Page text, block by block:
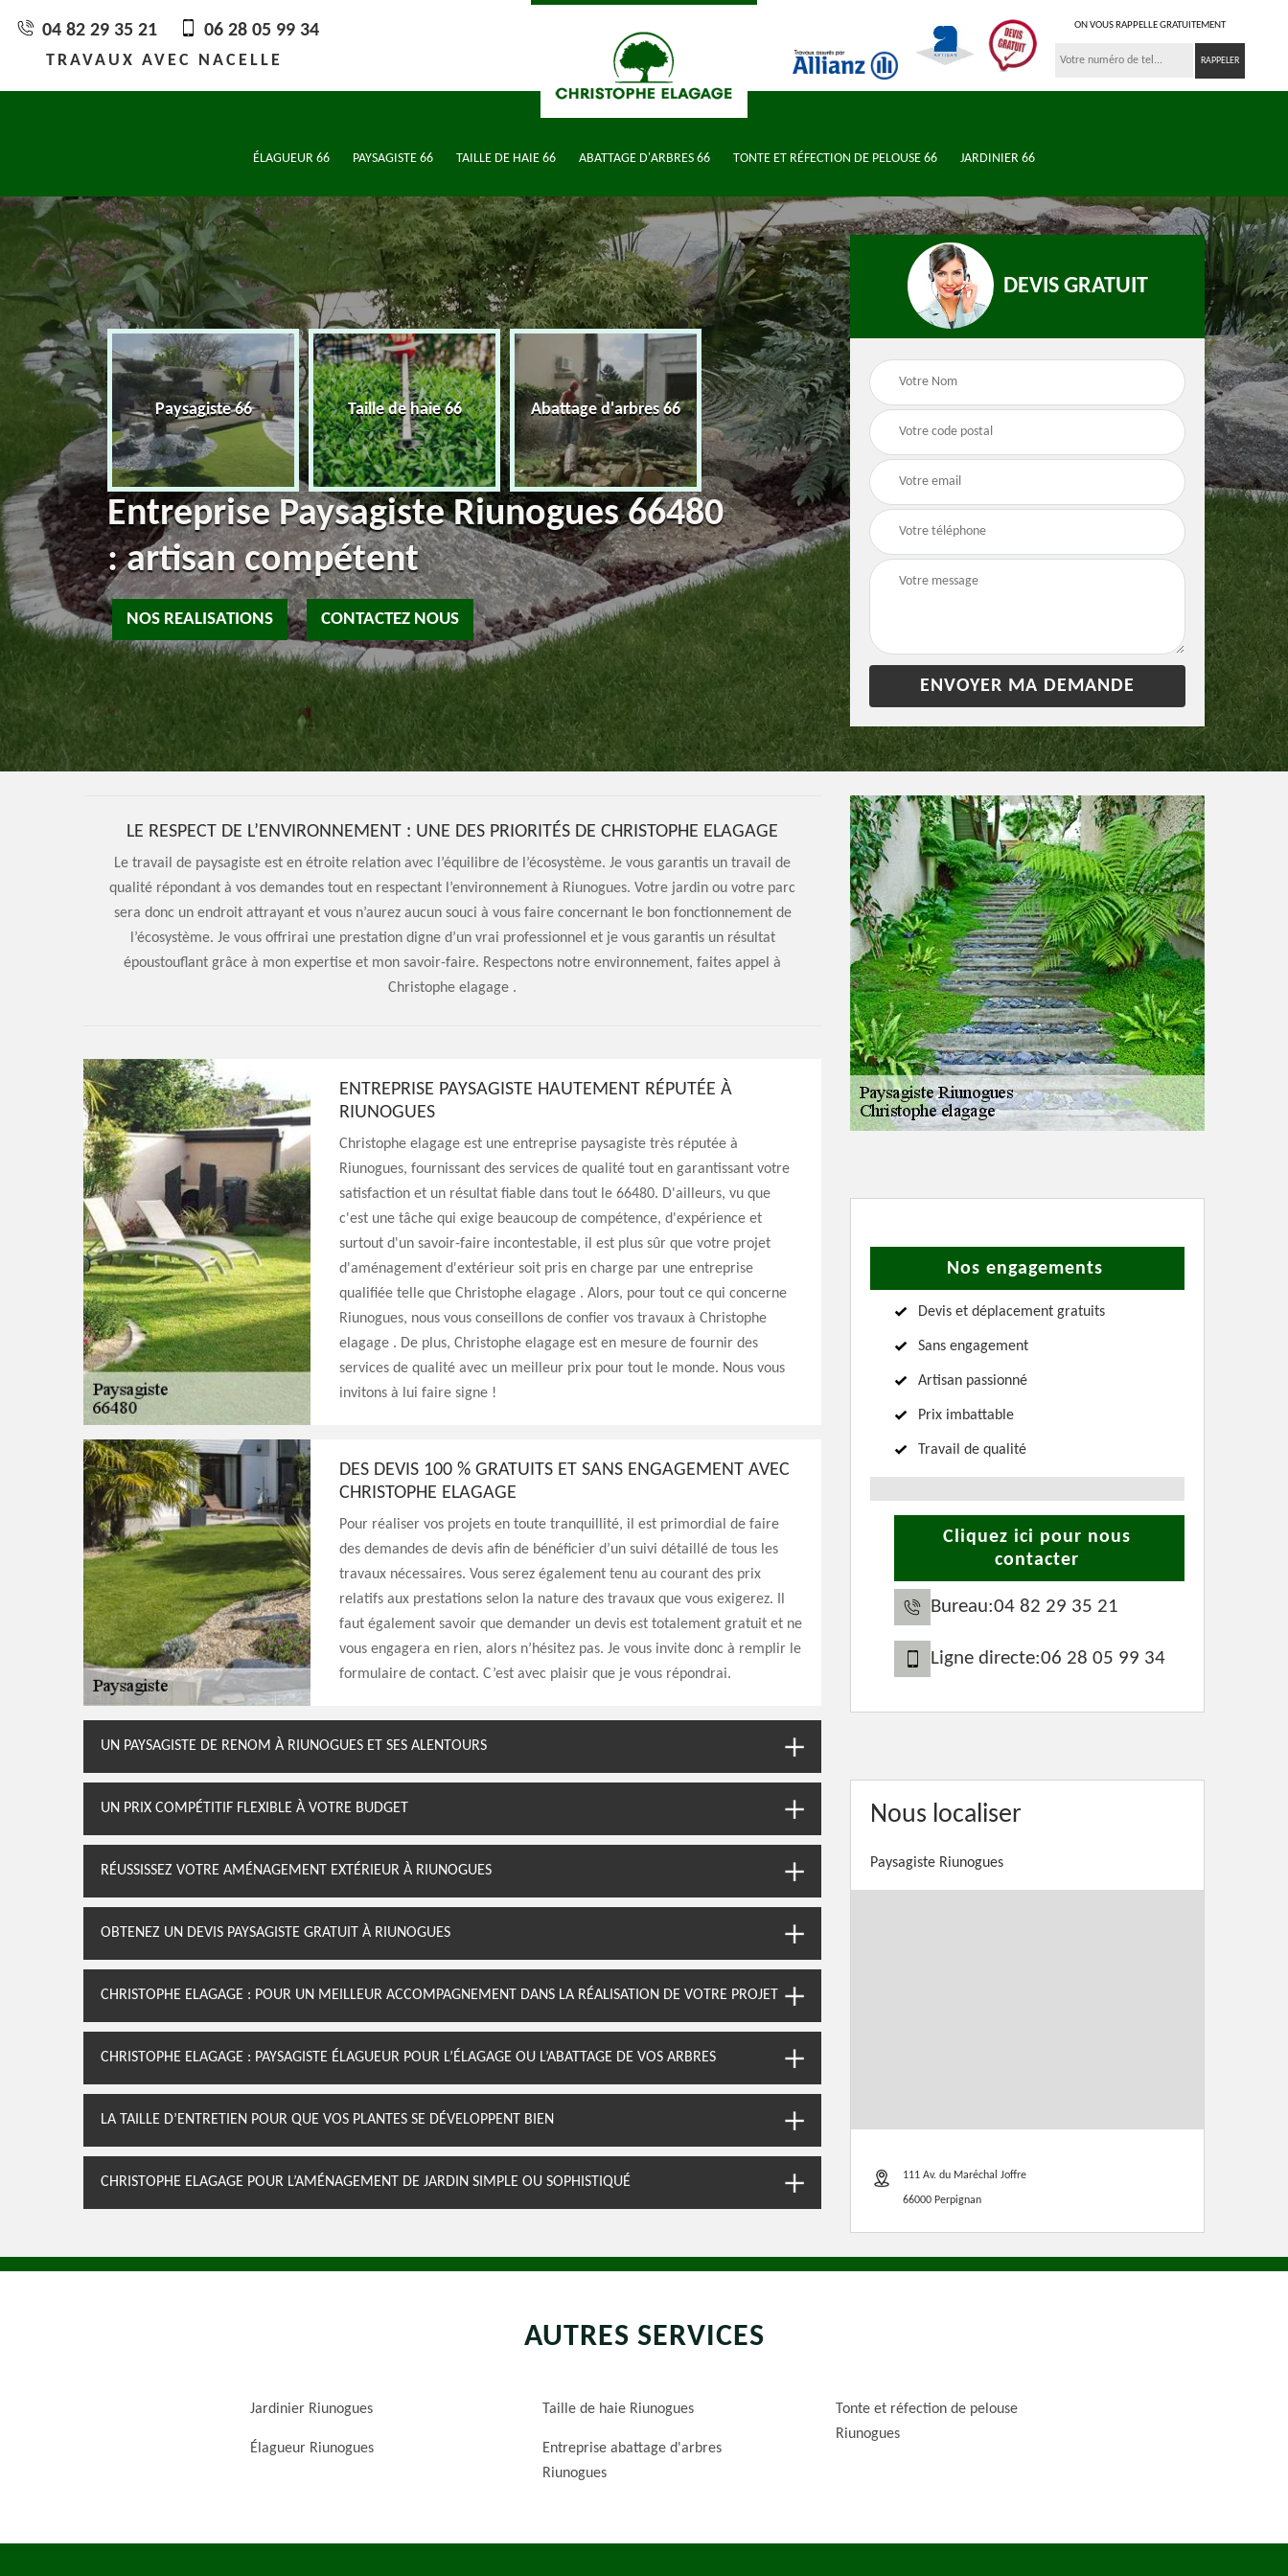
04 82 29 35 21 06 28 05 99 34
TRAVAUX AVEC NACELLE
ON VOUS RAPPELLE GRATUITEMENT
ÉLAGUEUR 66 PAYSAGISTE 66 TAILLE DE HAIE 66 ABATTAGE D'ARBRES 66 TONTE ET RÉFECTION DE PELOUSE 66 JARDINIER 66
66 Paysagiste 66 Taille de haie 66 Abattage d'arbres 66
Tonte et réfection de
pelouse 66
Jardinier 66 Élagueur 66
Entreprise Paysagiste Riunogues 66480
: artisan compétent
NOS REALISATIONS CONTACTEZ NOUS
DEVIS GRATUIT
LE RESPECT DE L’ENVIRONNEMENT : UNE DES PRIORITÉS DE CHRISTOPHE ELAGAGE
Le travail de paysagiste est en étroite relation avec l’équilibre de l’écosystème. Je vous garantis un travail de
qualité répondant à vos demandes tout en respectant l’environnement à Riunogues. Votre jardin ou votre parc
sera donc un endroit attrayant et vous n’aurez aucun souci à vous faire concernant le bon fonctionnement de
l’écosystème. Je vous offrirai une prestation digne d’un vrai professionnel et je vous garantis un résultat
époustouflant grâce à mon expertise et mon savoir-faire. Respectons notre environnement, faites appel à
Christophe elagage .
ENTREPRISE PAYSAGISTE HAUTEMENT RÉPUTÉE À
RIUNOGUES
Christophe elagage est une entreprise paysagiste très réputée à
Riunogues, fournissant des services de qualité tout en garantissant votre
satisfaction et un résultat fiable dans tout le 66480. D'ailleurs, vu que
c'est une tâche qui exige beaucoup de compétence, d'expérience et
surtout d'un savoir-faire incontestable, il est plus sûr que votre projet
d'aménagement d'extérieur soit pris en charge par une entreprise
qualifiée telle que Christophe elagage . Alors, pour tout ce qui concerne
Riunogues, nous vous conseillons de confier vos travaux à Christophe
elagage . De plus, Christophe elagage est en mesure de fournir des
services de qualité avec un meilleur prix pour tout le monde. Nous vous
invitons à lui faire signe !
DES DEVIS 100 % GRATUITS ET SANS ENGAGEMENT AVEC
CHRISTOPHE ELAGAGE
Pour réaliser vos projets en toute tranquillité, il est primordial de faire
des demandes de devis afin de bénéficier d’un suivi détaillé de tous les
travaux nécessaires. Vous serez également tenu au courant des prix
relatifs aux prestations selon la nature des travaux que vous exigerez. Il
faut également savoir que demander un devis est totalement gratuit et ne
vous engagera en rien, alors n’hésitez pas. Je vous invite donc à remplir le
formulaire de contact. C’est avec plaisir que je vous répondrai.
UN PAYSAGISTE DE RENOM À RIUNOGUES ET SES ALENTOURS
UN PRIX COMPÉTITIF FLEXIBLE À VOTRE BUDGET
RÉUSSISSEZ VOTRE AMÉNAGEMENT EXTÉRIEUR À RIUNOGUES
OBTENEZ UN DEVIS PAYSAGISTE GRATUIT À RIUNOGUES
CHRISTOPHE ELAGAGE : POUR UN MEILLEUR ACCOMPAGNEMENT DANS LA RÉALISATION DE VOTRE PROJET
CHRISTOPHE ELAGAGE : PAYSAGISTE ÉLAGUEUR POUR L’ÉLAGAGE OU L’ABATTAGE DE VOS ARBRES
LA TAILLE D’ENTRETIEN POUR QUE VOS PLANTES SE DÉVELOPPENT BIEN
CHRISTOPHE ELAGAGE POUR L’AMÉNAGEMENT DE JARDIN SIMPLE OU SOPHISTIQUÉ
Nos engagements
Devis et déplacement gratuits
Sans engagement
Artisan passionné
Prix imbattable
Travail de qualité
Cliquez ici pour nous
contacter
Bureau:04 82 29 35 21
Ligne directe:06 28 05 99 34
Nous localiser
Paysagiste Riunogues
111 Av. du Maréchal Joffre
66000 Perpignan
AUTRES SERVICES
Jardinier Riunogues
Élagueur Riunogues
Taille de haie Riunogues
Entreprise abattage d'arbres
Riunogues
Tonte et réfection de pelouse
Riunogues